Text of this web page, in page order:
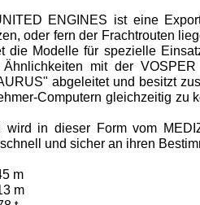
ENGINES ist eine
oder fern der Frachtrouten
die Modelle für spezielle
Ähn­lichkeiten mit der
abgeleitet und besitzt
Computern gleichzeitig
wird in dieser Form vom
und sicher an ihren
m
m